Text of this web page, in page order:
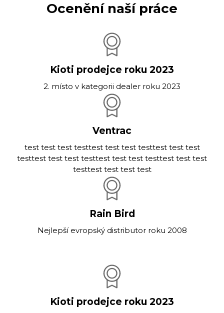
Ocenění naší práce
Kioti prodejce roku 2023
2. místo v kategorii dealer roku 2023
Ventrac
test test test testtest test test testtest test test
testtest test test testtest test test testtest test test
testtest test test test
Rain Bird
Nejlepší evropský distributor roku 2008
Kioti prodejce roku 2023